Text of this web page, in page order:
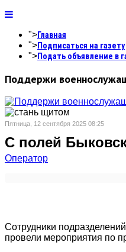
">Главная
">Подписаться на газету
">Подать объявление в
Поддержи
Пятница, 12 сентября 2025 08:25
С полей
Оператор
Сотрудники
провели мероприятия по